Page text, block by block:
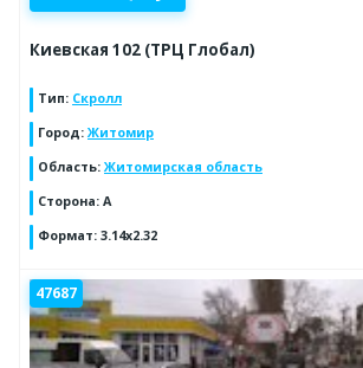
Киевская 102 (ТРЦ Глобал)
Тип: Скролл
Город: Житомир
Область: Житомирская область
Сторона: A
Формат: 3.14х2.32
47687